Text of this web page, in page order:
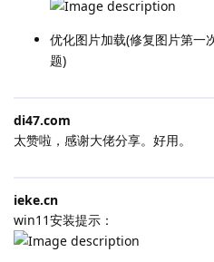
优化图片加载(修复图片第一
题)
di47.​com
太赞啦，感谢大佬分享。好用。
ieke.​cn
win11安装提示：